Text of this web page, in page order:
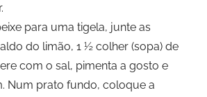
para uma tigela, junte as
do limão, 1 ½ colher (sopa) de
com o sal, pimenta a gosto e
Num prato fundo, coloque a